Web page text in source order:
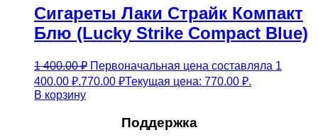
Сигареты Лаки Страйк Компакт
Блю (Lucky Strike Compact Blue)
1 400.00₽ Первоначальная цена составляла 1
400.00 ₽.770.00 ₽Текущая цена: 770.00 ₽.
В корзину
Поддержка